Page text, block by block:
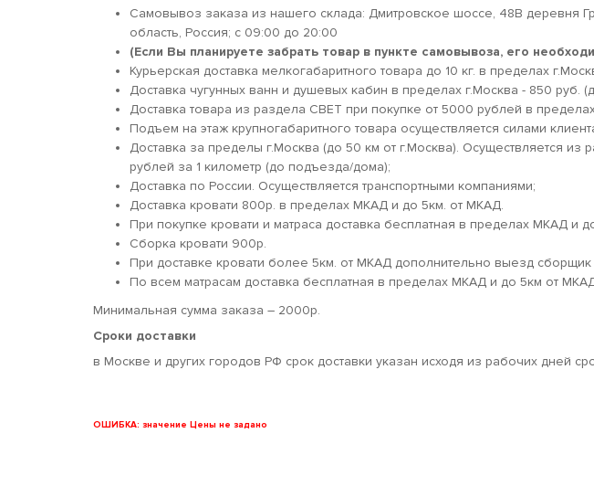
Самовывоз заказа из нашего склада: Дмитровское шоссе, 48В деревня
область, Россия; c 09:00 до 20:00
(Если Вы планируете забрать товар в пункте самовывоза, его
Курьерская доставка мелкогабаритного товара до 10 кг. в пределах
Доставка чугунных ванн и душевых кабин в пределах г.Москва - 850 руб.
Доставка товара из раздела СВЕТ при покупке от 5000 рублей в
Подъем на этаж крупногабаритного товара осуществляется силами
Доставка за пределы г.Москва (до 50 км от г.Москва). Осуществляется из
рублей за 1 километр (до подъезда/дома);
Доставка по России. Осуществляется транспортными компаниями;
Доставка кровати 800р. в пределах МКАД и до 5км. от МКАД.
При покупке кровати и матраса доставка бесплатная в пределах МКАД и
Сборка кровати 900р.
При доставке кровати более 5км. от МКАД дополнительно выезд сборщик
По всем матрасам доставка бесплатная в пределах МКАД и до 5км от
Минимальная сумма заказа – 2000р.
Сроки доставки
в Москве и других городов РФ срок доставки указан исходя из рабочих дней
ОШИБКА: значение Цены не задано